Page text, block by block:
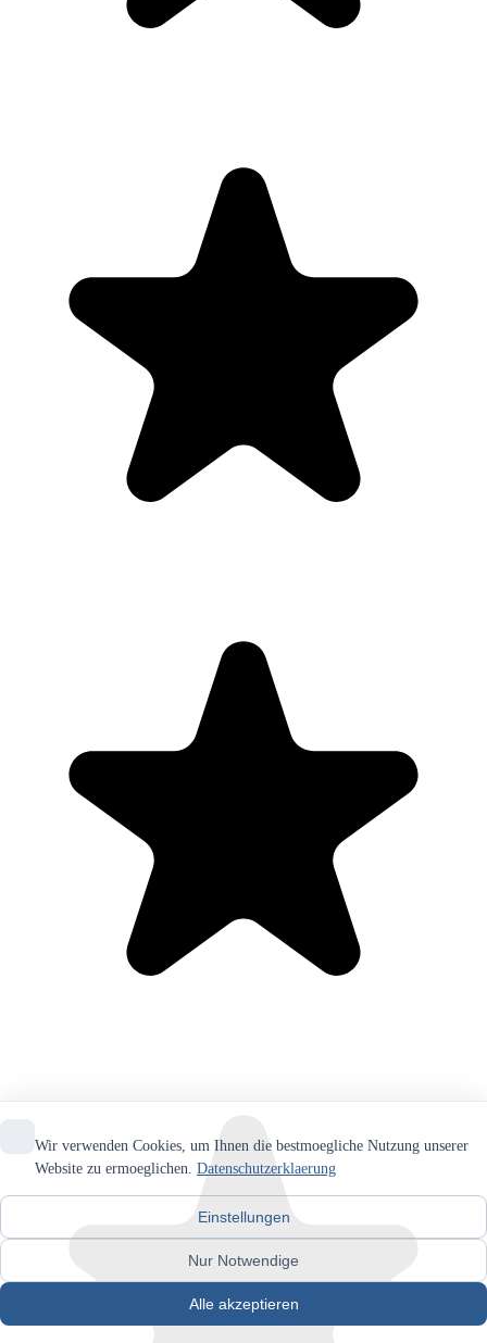
Wir verwenden Cookies, um Ihnen die bestmoegliche Nutzung unserer
Website zu ermoeglichen. Datenschutzerklaerung
Einstellungen
Nur Notwendige
Alle akzeptieren